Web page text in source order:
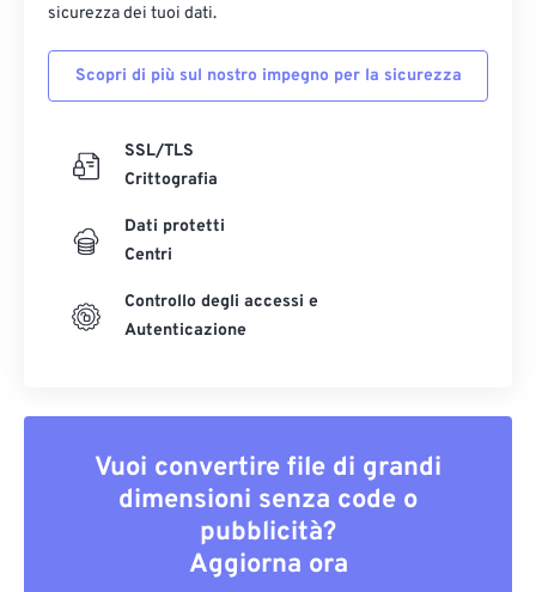
sicurezza dei tuoi dati.
Scopri di più sul nostro impegno per la sicurezza
SSL/TLS
Crittografia
Dati protetti
Centri
Controllo degli accessi e
Autenticazione
Vuoi convertire file di grandi
dimensioni senza code o
pubblicità?
Aggiorna ora